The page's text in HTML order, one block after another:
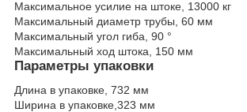
Максимальное усилие на штоке, 13000 кг
Максимальный диаметр трубы, 60 мм
Максимальный угол гиба, 90 °
Максимальный ход штока, 150 мм
Параметры упаковки
Длина в упаковке, 732 мм
Ширина в упаковке, 323 мм